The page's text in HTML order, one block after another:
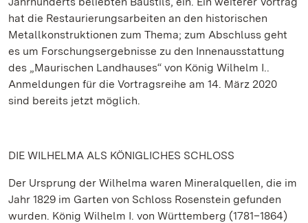
hat die Restaurierungsarbeiten an den historischen
Metallkonstruktionen zum Thema; zum Abschluss geht
es um Forschungsergebnisse zu den Innenausstattung
des „Maurischen Landhauses“ von König Wilhelm I..
Anmeldungen für die Vortragsreihe am 14. März 2020
sind bereits jetzt möglich.
DIE WILHELMA ALS KÖNIGLICHES SCHLOSS
Der Ursprung der Wilhelma waren Mineralquellen, die im
Jahr 1829 im Garten von Schloss Rosenstein gefunden
wurden. König Wilhelm I. von Württemberg (1781–1864)